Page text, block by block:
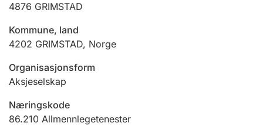
Jeger
Ektepaktrettleiaren
Andre tema
4876 GRIMSTAD
Kommune, land
4202 GRIMSTAD, Norge
Organisasjonsform
Aksjeselskap
Næringskode
86.210 Allmennlegetenester